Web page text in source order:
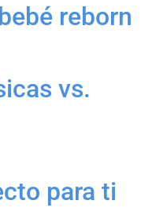
reborn
vs.
para ti